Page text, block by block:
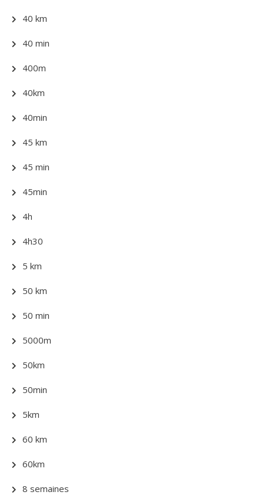
40 km
40 min
400m
40km
40min
45 km
45 min
45min
4h
4h30
5 km
50 km
50 min
5000m
50km
50min
5km
60 km
60km
8 semaines